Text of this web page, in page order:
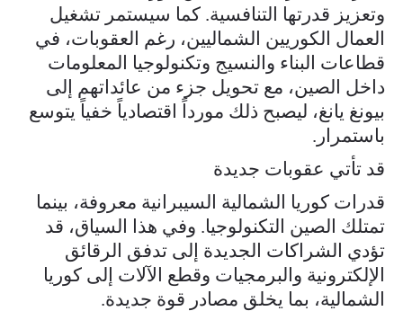
وتعزيز قدرتها التنافسية. كما سيستمر تشغيل
العمال الكوريين الشماليين، رغم العقوبات، في
قطاعات البناء والنسيج وتكنولوجيا المعلومات
داخل الصين، مع تحويل جزء من عائداتهم إلى
بيونغ يانغ، ليصبح ذلك مورداً اقتصادياً خفياً يتوسع
باستمرار.
قد تأتي عقوبات جديدة
قدرات كوريا الشمالية السيبرانية معروفة، بينما
تمتلك الصين التكنولوجيا. وفي هذا السياق، قد
تؤدي الشراكات الجديدة إلى تدفق الرقائق
الإلكترونية والبرمجيات وقطع الآلات إلى كوريا
الشمالية، بما يخلق مصادر قوة جديدة.